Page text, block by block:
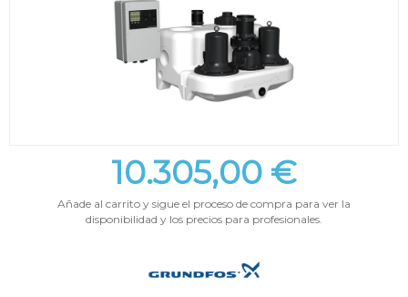
10.305,00 €
Añade al carrito y sigue el proceso de compra para ver la
disponibilidad y los precios para profesionales.